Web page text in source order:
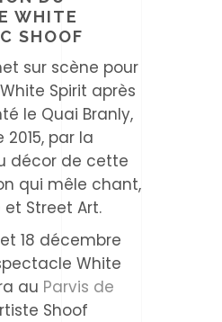
WHITE
SHOOF
sur scène pour
Spirit après
le Quai Branly,
par la
décor de cette
qui mêle chant,
Street Art.
18 décembre
White
au Parvis de
Shoof